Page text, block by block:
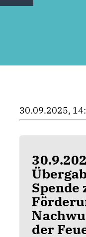
30.09.2025,
Spende
der